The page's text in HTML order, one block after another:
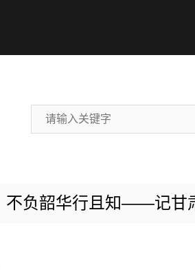
行且知——记甘肃电投张掖电厂扩建